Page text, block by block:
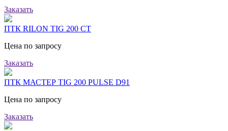
Заказать
ПТК RILON TIG 200 CT
Цена по запросу
Заказать
ПТК МАСТЕР TIG 200 PULSE D91
Цена по запросу
Заказать